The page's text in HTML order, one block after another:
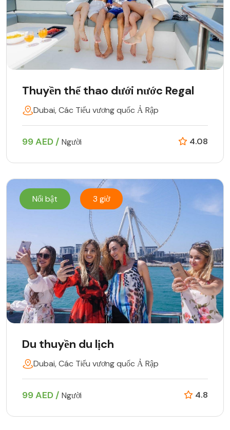
Thuyền thể thao dưới nước Regal
Dubai, Các Tiểu vương quốc Ả Rập
99 AED / Người 4.08
Nổi bật 3 giờ
Du thuyền du lịch
Dubai, Các Tiểu vương quốc Ả Rập
99 AED / Người 4.8